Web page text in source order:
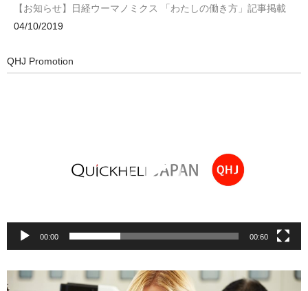
【お知らせ】日経ウーマノミクス 「わたしの働き方」記事掲載
04/10/2019
QHJ Promotion
00:00 00:60